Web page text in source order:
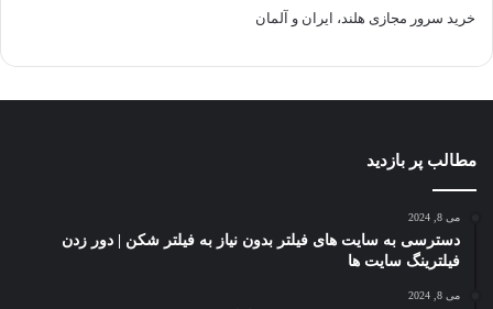
خرید سرور مجازی هلند، ایران و آلمان
مطالب پر بازدید
می 8, 2024
دسترسی به سایت های فیلتر بدون نیاز به فیلتر شکن | دور زدن
فیلترینگ سایت ها
می 8, 2024